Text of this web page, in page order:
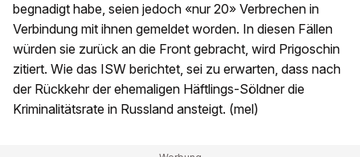
begnadigt habe, seien jedoch «nur 20» Verbrechen in
Verbindung mit ihnen gemeldet worden. In diesen Fällen
würden sie zurück an die Front gebracht, wird Prigoschin
zitiert. Wie das ISW berichtet, sei zu erwarten, dass nach
der Rückkehr der ehemaligen Häftlings-Söldner die
Kriminalitätsrate in Russland ansteigt. (mel)